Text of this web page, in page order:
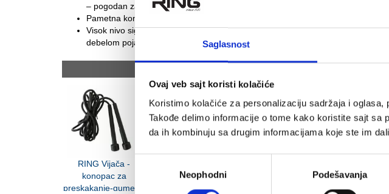
Saglasnost
Ovaj veb sajt koristi kolačiće
Koristimo kolačiće za personalizaciju sadržaja i
Takođe delimo informacije o tome kako koristite sajt sa
da ih kombinuju sa drugim informacijama koje ste im
сагласностиNeophodni Podešavanja
– pogodan za upotrebu u stanovima ili noću
Pametna kontrola i praćenje putem aplikacije
Visok nivo sigurnosti i udobnosti zahvaljujući rukohvatu, sigurnosnoj kopči i
debelom pojase
RING Vijača -
konopac za
preskakanje-gumena
RX LSS 1032-L
cickom za
stelujuci 2x2,5kg-